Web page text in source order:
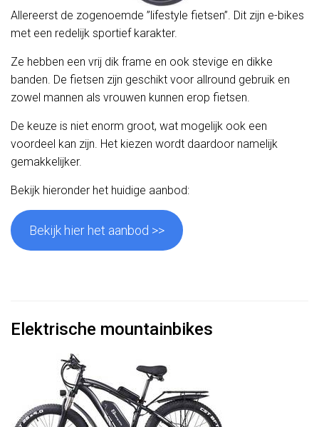
Allereerst de zogenoemde ”lifestyle fietsen”. Dit zijn e-bikes
met een redelijk sportief karakter.
Ze hebben een vrij dik frame en ook stevige en dikke
banden. De fietsen zijn geschikt voor allround gebruik en
zowel mannen als vrouwen kunnen erop fietsen.
De keuze is niet enorm groot, wat mogelijk ook een
voordeel kan zijn. Het kiezen wordt daardoor namelijk
gemakkelijker.
Bekijk hieronder het huidige aanbod:
Bekijk hier het aanbod >>
Elektrische mountainbikes